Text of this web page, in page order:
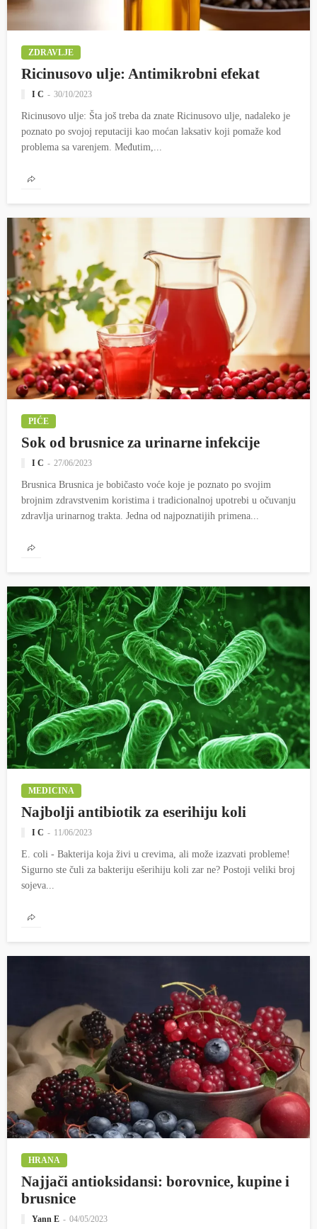
ZDRAVLJE
Ricinusovo ulje: Antimikrobni efekat
I C 30/10/2023
Ricinusovo ulje: Šta još treba da znate Ricinusovo ulje, nadaleko je
poznato po svojoj reputaciji kao moćan laksativ koji pomaže kod
problema sa varenjem. Međutim,...
PIĆE
Sok od brusnice za urinarne infekcije
I C 27/06/2023
Brusnica Brusnica je bobičasto voće koje je poznato po svojim
brojnim zdravstvenim koristima i tradicionalnoj upotrebi u očuvanju
zdravlja urinarnog trakta. Jedna od najpoznatijih primena...
MEDICINA
Najbolji antibiotik za eserihiju koli
I C 11/06/2023
E. coli - Bakterija koja živi u crevima, ali može izazvati probleme!
Sigurno ste čuli za bakteriju ešerihiju koli zar ne? Postoji veliki broj
sojeva...
HRANA
Najjači antioksidansi: borovnice, kupine i
brusnice
Yann E 04/05/2023